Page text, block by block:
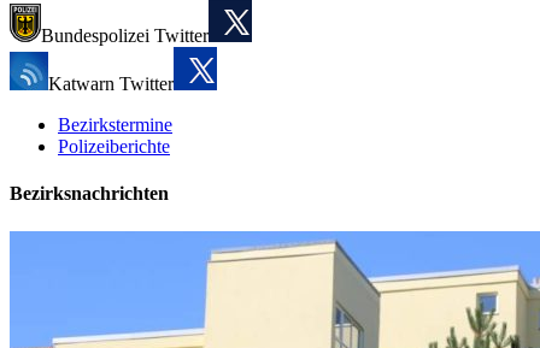
Bundespolizei Twitter
Katwarn Twitter
Bezirkstermine
Polizeiberichte
Bezirksnachrichten